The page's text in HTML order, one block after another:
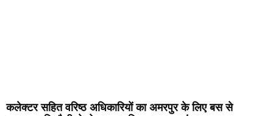
कलेक्टर सहित वरिष्ठ अधिकारियों का अमरपुर के लिए बस से